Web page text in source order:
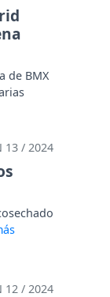
de BMX
13 / 2024
12 / 2024